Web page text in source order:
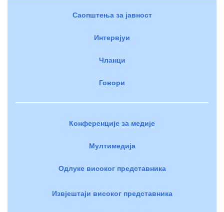
Саопштења за јавност
Интервјуи
Чланци
Говори
Конференције за медије
Мултимедија
Одлуке високог представника
Извјештаји високог представника